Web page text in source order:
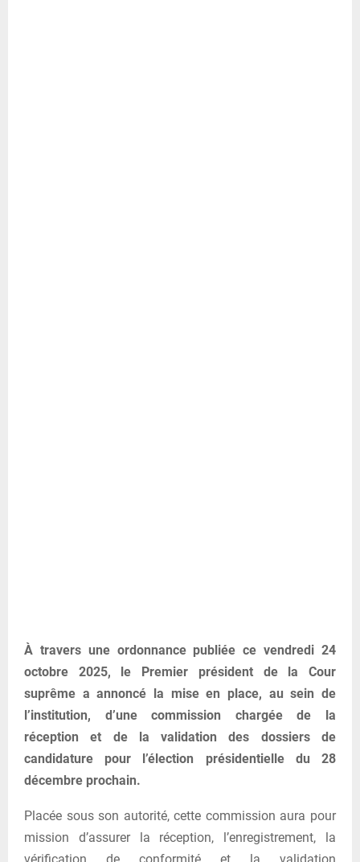
À travers une ordonnance publiée ce vendredi 24
octobre 2025, le Premier président de la Cour
suprême a annoncé la mise en place, au sein de
l’institution, d’une commission chargée de la
réception et de la validation des dossiers de
candidature pour l’élection présidentielle du 28
décembre prochain.
Placée sous son autorité, cette commission aura pour
mission d’assurer la réception, l’enregistrement, la